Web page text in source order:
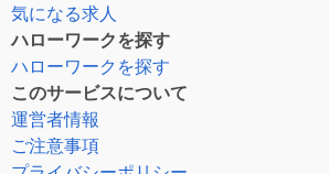
気になる求人
ハローワークを探す
ハローワークを探す
このサービスについて
運営者情報
ご注意事項